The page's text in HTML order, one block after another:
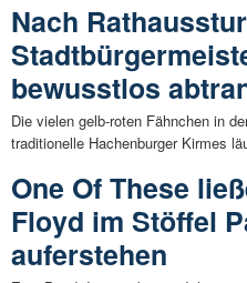
Nach
bewusstlos
Die vielen gelb-roten Fähnchen in
traditionelle Hachenburger Kirmes
One Of These
Floyd im Stöffel
auferstehen